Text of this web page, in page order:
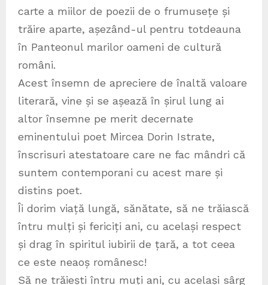
carte a miilor de poezii de o frumusețe și
trăire aparte, așezând-ul pentru totdeauna
în Panteonul marilor oameni de cultură
români.
Acest însemn de apreciere de înaltă valoare
literară, vine și se așează în șirul lung ai
altor însemne pe merit decernate
eminentului poet Mircea Dorin Istrate,
înscrisuri atestatoare care ne fac mândri că
suntem contemporani cu acest mare și
distins poet.
Îi dorim viață lungă, sănătate, să ne trăiască
întru mulți și fericiți ani, cu același respect
și drag în spiritul iubirii de țară, a tot ceea
ce este neaoș românesc!
Să ne trăiești întru muți ani, cu același sârg